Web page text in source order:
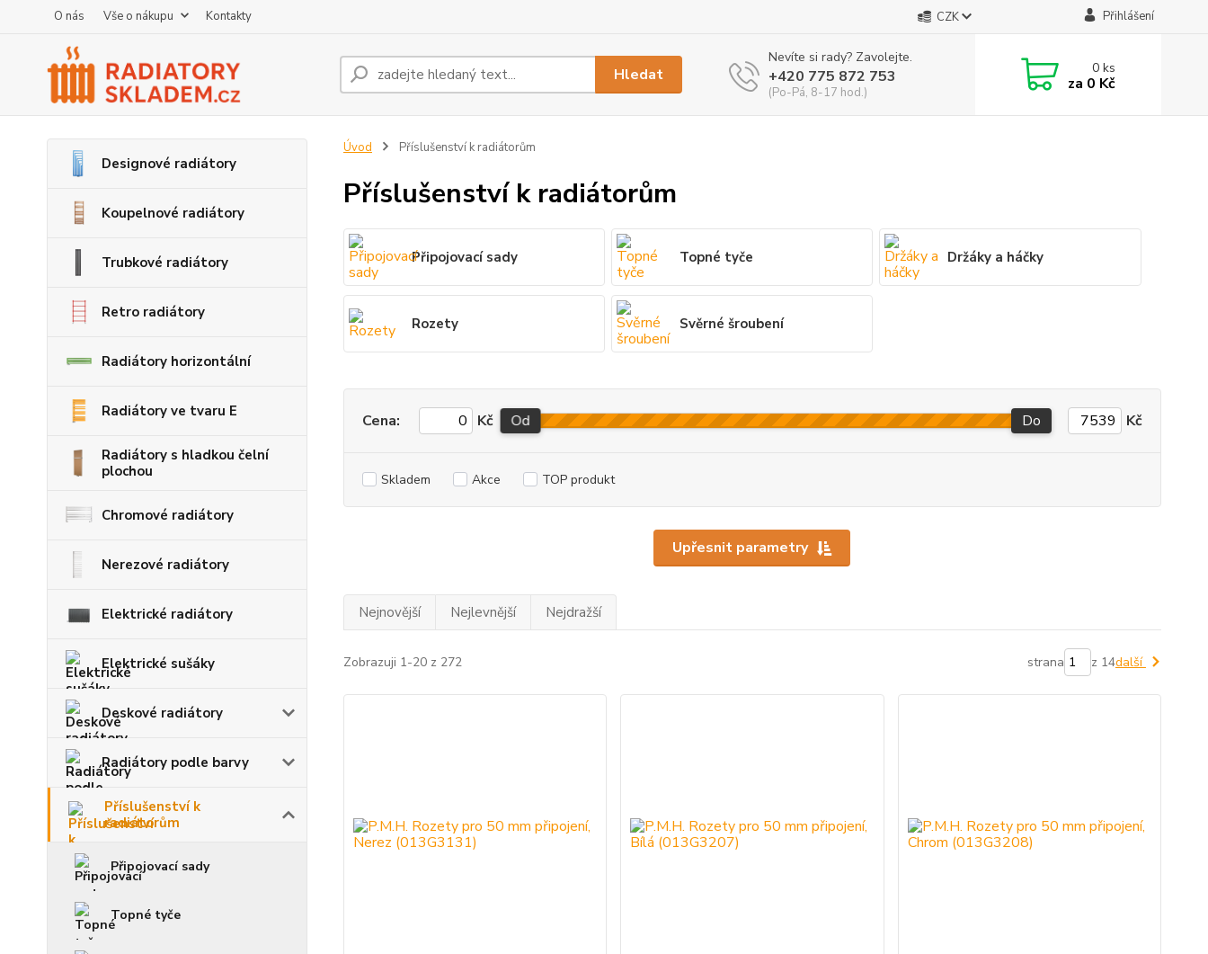
O nás Vše o nákupu Kontakty CZK Přihlášení
Hledat
Nevíte si rady? Zavolejte.
+420 775 872 753
(Po-Pá, 8-17 hod.)
0ks
za 0 Kč
Designové radiátory
Koupelnové radiátory
Trubkové radiátory
Retro radiátory
Radiátory horizontální
Radiátory ve tvaru E
Radiátory s hladkou čelní
plochou
Chromové radiátory
Nerezové radiátory
Elektrické radiátory
Elektrické sušáky
Deskové radiátory
Radiátory podle barvy
Příslušenství k
radiátorům
Připojovací sady
Topné tyče
Úvod Příslušenství k radiátorům
Příslušenství k radiátorům
Připojovací sady Topné tyče Držáky a háčky
Rozety Svěrné šroubení
Upřesnit parametry
Cena: Kč Od Do Kč
Skladem Akce TOP produkt
Nejnovější Nejlevnější Nejdražší
Zobrazuji 1-20 z 272 strana z 14další